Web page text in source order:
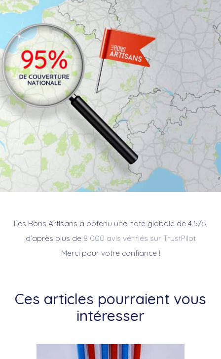
Les Bons Artisans a obtenu une note globale de 4.5/5,
d’après plus de 8 000 avis vérifiés sur TrustPilot
Merci pour votre confiance !
Ces articles pourraient vous
intéresser